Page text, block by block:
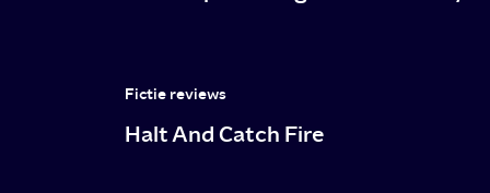
Fictie reviews
Halt And Catch Fire